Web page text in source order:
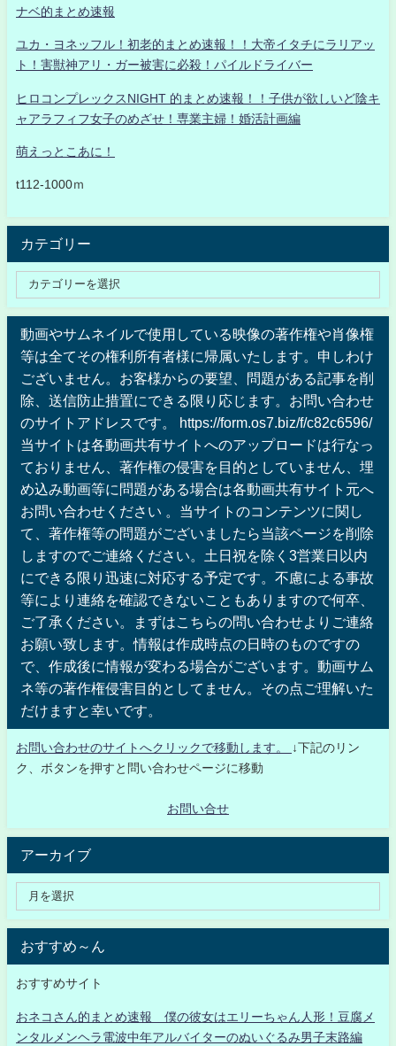
ナベ的まとめ速報
ユカ・ヨネッフル！初老的まとめ速報！！大帝イタチにラリアッ
ト！害獣神アリ・ガー被害に必殺！パイルドライバー
ヒロコンプレックスNIGHT 的まとめ速報！！子供が欲しいど陰キ
ャアラフィフ女子のめざせ！専業主婦！婚活計画編
萌えっとこあに！
t112-1000ｍ
カテゴリー
動画やサムネイルで使用している映像の著作権や肖像権
等は全てその権利所有者様に帰属いたします。申しわけ
ございません。お客様からの要望、問題がある記事を削
除、送信防止措置にできる限り応じます。お問い合わせ
のサイトアドレスです。 https://form.os7.biz/f/c82c6596/
当サイトは各動画共有サイトへのアップロードは行なっ
ておりません、著作権の侵害を目的としていません、埋
め込み動画等に問題がある場合は各動画共有サイト元へ
お問い合わせください 。当サイトのコンテンツに関し
て、著作権等の問題がございましたら当該ページを削除
しますのでご連絡ください。土日祝を除く3営業日以内
にできる限り迅速に対応する予定です。不慮による事故
等により連絡を確認できないこともありますので何卒、
ご了承ください。まずはこちらの問い合わせよりご連絡
お願い致します。情報は作成時点の日時のものですの
で、作成後に情報が変わる場合がございます。動画サム
ネ等の著作権侵害目的としてません。その点ご理解いた
だけますと幸いです。
お問い合わせのサイトへクリックで移動します。
↓下記のリン
ク、ボタンを押すと問い合わせページに移動
お問い合せ
アーカイブ
おすすめ～ん
おすすめサイト
おネコさん的まとめ速報 僕の彼女はエリーちゃん人形！豆腐メ
ンタルメンヘラ電波中年アルバイターのぬいぐるみ男子末路編